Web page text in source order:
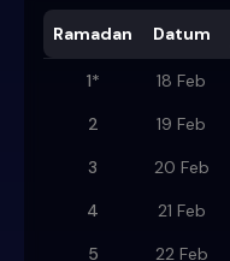
Ramadan Datum
1* 18 Feb
2
19 Feb
3
20 Feb
4
21 Feb
5
22 Feb